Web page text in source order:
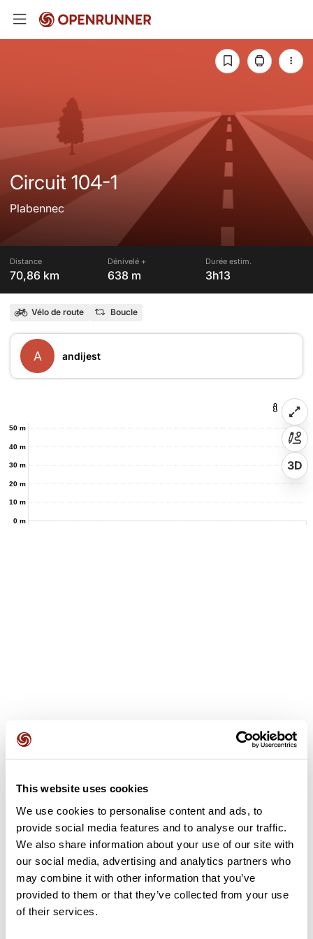
This website uses cookies
We use cookies to personalise content and ads, to
provide social media features and to analyse our traffic.
We also share information about your use of our site with
our social media, advertising and analytics partners who
may combine it with other information that you’ve
provided to them or that they’ve collected from your use
of their services.
Circuit 104-1
Plabennec
Distance
70,86 km
Dénivelé +
638 m
Durée estim.
3h13
Vélo de route Boucle
A andijest
0 m
10 m
20 m
30 m
40 m
50 m
3D
Avis des utilisateurs
Soyez le premier à ajouter un avis !
Ajouter un avis
Résumé